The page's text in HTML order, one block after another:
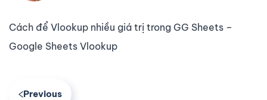
Cách để Vlookup nhiều giá trị trong GG Sheets –
Google Sheets Vlookup
Previous